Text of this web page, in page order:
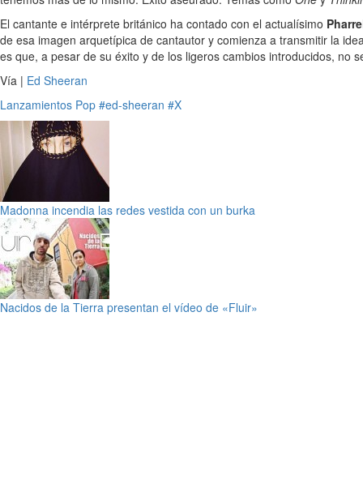
El cantante e intérprete británico ha contado con el actualísimo
de esa imagen arquetípica de cantautor y comienza a transmitir la
es que, a pesar de su éxito y de los ligeros cambios introducidos, no
Vía | Ed Sheeran
Lanzamientos Pop #ed-sheeran #X
Madonna incendia las redes vestida con un burka
Nacidos de la Tierra presentan el vídeo de «Fluir»